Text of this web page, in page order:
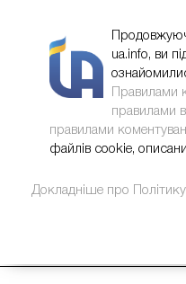
ua.info, ви
Правилами
правилами
правилами
файлів cookie,
Докладніше про Політику